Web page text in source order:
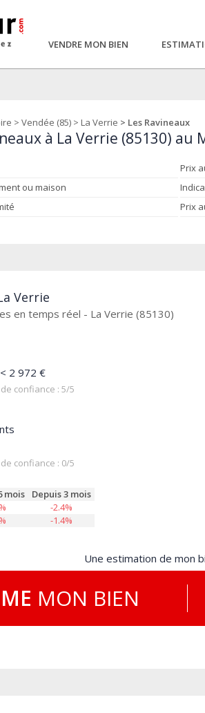
VENDRE MON BIEN
> Vendée (85) > La Verrie > Les Ravineaux
à La Verrie (85130) au
Prix
ou maison
Prix
Verrie
en temps réel - La Verrie (85130)
< 2 972 €
confiance : 5/5
confiance : 0/5
mois
Depuis 3 mois
-2.4%
-1.4%
Une estimation de mon
MON BIEN